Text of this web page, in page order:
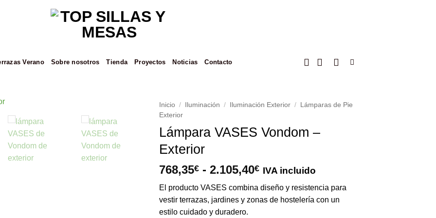
Verano Sobre nosotros Tienda Proyectos Noticias Contacto
lista de
Inicio / Iluminación / Iluminación Exterior /
Lámparas de Pie
Exterior
Lámpara VASES Vondom –
Exterior
768,35€ - 2.105,40€Rango
precios:
desde
IVA incluido
El producto VASES combina diseño y resistencia para
vestir terrazas, jardines y zonas de hostelería con un
estilo cuidado y duradero.